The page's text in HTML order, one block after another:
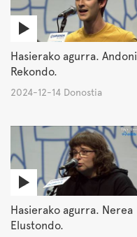
Hasierako agurra. Andoni
Rekondo.
2024-12-14 Donostia
Hasierako agurra. Nerea
Elustondo.